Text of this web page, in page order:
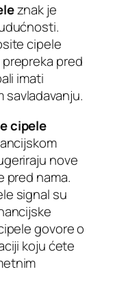
znak je
cipele
pred
imati
savladavanju.
cipele
nove
pred nama.
signal su
govore o
koju ćete